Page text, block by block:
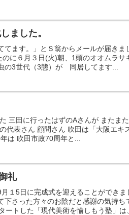
しました。
てます。」とＳ翁からメールが届き
に６月３日(火)朝、1頭のオオムラ
の3世代（3態）が 同居してます...
三田に行ったはずのAさんが またま
代表さん 顧問さん 吹田は「大阪エキ
は 吹田市政70周年と...
礼
１5日に完成式を迎えることができま
下さった方々のお陰だと感謝の気持ち
ートした「現代美術を愉しもう塾」は